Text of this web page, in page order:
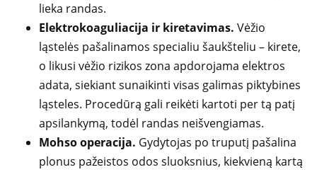
lieka randas.
Elektrokoaguliacija ir kiretavimas. Vėžio
ląstelės pašalinamos specialiu šaukšteliu – kirete,
o likusi vėžio rizikos zona apdorojama elektros
adata, siekiant sunaikinti visas galimas piktybines
ląsteles. Procedūrą gali reikėti kartoti per tą patį
apsilankymą, todėl randas neišvengiamas.
Mohso operacija. Gydytojas po truputį pašalina
plonus pažeistos odos sluoksnius, kiekvieną kartą